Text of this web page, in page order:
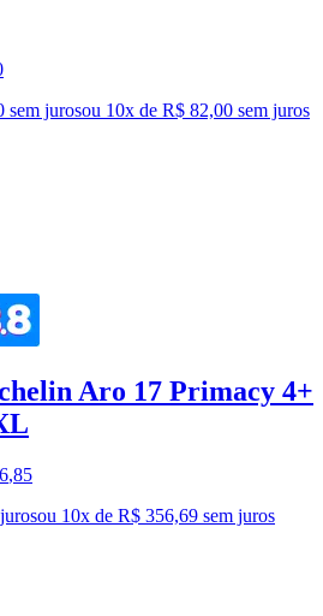
sem jurosou 10x de R$ 82,00 sem juros
Aro 17 Primacy 4+
,85
ou 10x de R$ 356,69 sem juros